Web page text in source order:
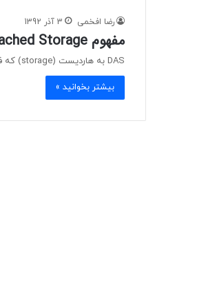
رضا افخمی 3 آذر 1392
مفهوم Direct-Attached Storage یا DAS storage
DAS به هاردیست (storage) که فقط به یک سرور متصل می شود. برای مثال، DAS همان مجموعه هارد دیسک های…
بیشتر بخوانید »